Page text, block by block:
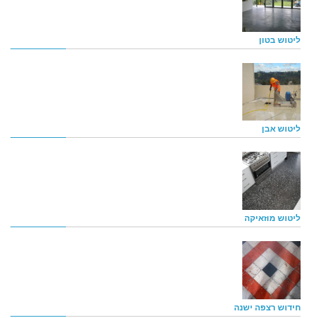
ליטוש בטון
ליטוש אבן
ליטוש מוזאיקה
חידוש רצפה ישנה